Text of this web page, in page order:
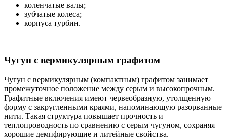
коленчатые валы;
зубчатые колеса;
корпуса турбин.
Чугун с вермикулярным графитом
Чугун с вермикулярным (компактным) графитом занимает
промежуточное положение между серым и высокопрочным.
Графитные включения имеют червеобразную, утолщенную
форму с закругленными краями, напоминающую разорванные
нити. Такая структура повышает прочность и
теплопроводность по сравнению с серым чугуном, сохраняя
хорошие демпфирующие и литейные свойства.